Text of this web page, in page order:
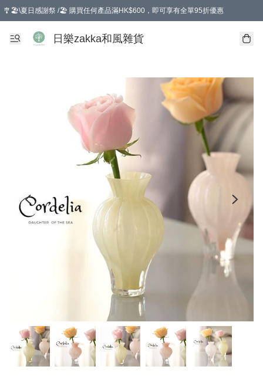
🎐🏖️\夏日感謝祭 /🏖️ 購買任何產品滿HK$600，即可享有全單95折優惠
選擇GoGoX住宅/工商地址配送，單一訂單消費購物滿HK$680(折扣後），可享有
日樂zakka和風雜貨